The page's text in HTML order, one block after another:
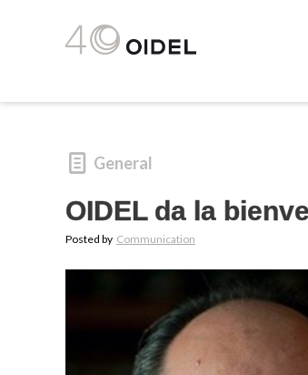
General
OIDEL da la
Posted by Communication